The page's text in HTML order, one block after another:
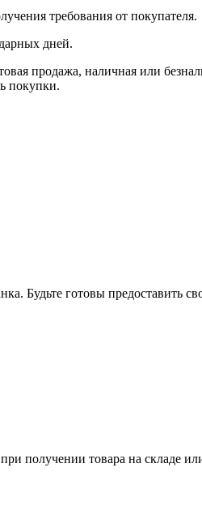
требования от покупателя.
дней.
наличная или
покупки.
Будьте готовы предоставить
получении товара на складе